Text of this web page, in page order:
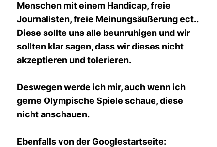
Menschen mit einem Handicap, freie
Journalisten, freie Meinungsäußerung ect..
Diese sollte uns alle beunruhigen und wir
sollten klar sagen, dass wir dieses nicht
akzeptieren und tolerieren.
Deswegen werde ich mir, auch wenn ich
gerne Olympische Spiele schaue, diese
nicht anschauen.
Ebenfalls von der Googlestartseite: